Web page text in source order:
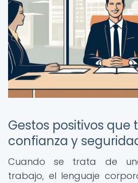
Gestos positivos que
confianza y
Cuando se trata de
trabajo, el lenguaje